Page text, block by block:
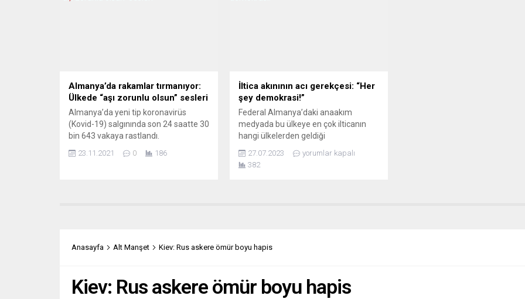
Almanya’da rakamlar tırmanıyor:
Ülkede “aşı zorunlu olsun” sesleri
Almanya’da yeni tip koronavirüs
(Kovid-19) salgınında son 24 saatte 30
bin 643 vakaya rastlandı.
zorunlu hale getirilmesinden yana
23.11.2021 0 186
İltica akınının acı gerekçesi: “Her
şey demokrasi!”
Federal Almanya’daki anaakım
medyada bu ülkeye en çok ilticanın
hangi ülkelerden geldiği
veriler, bu sıralamada Türkiye’nin en
çok iltica başvurusu yapılan üçüncü
27.07.2023
yorumlar kapalı
382
Anasayfa Alt Manşet Kiev: Rus askere ömür boyu hapis
Kiev: Rus askere ömür boyu hapis